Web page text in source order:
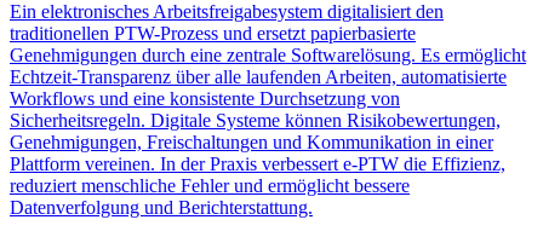
Ein elektronisches Arbeitsfreigabesystem digitalisiert den
traditionellen PTW-Prozess und ersetzt papierbasierte
Genehmigungen durch eine zentrale Softwarelösung. Es ermöglicht
Echtzeit-Transparenz über alle laufenden Arbeiten, automatisierte
Workflows und eine konsistente Durchsetzung von
Sicherheitsregeln. Digitale Systeme können Risikobewertungen,
Genehmigungen, Freischaltungen und Kommunikation in einer
Plattform vereinen. In der Praxis verbessert e-PTW die Effizienz,
reduziert menschliche Fehler und ermöglicht bessere
Datenverfolgung und Berichterstattung.